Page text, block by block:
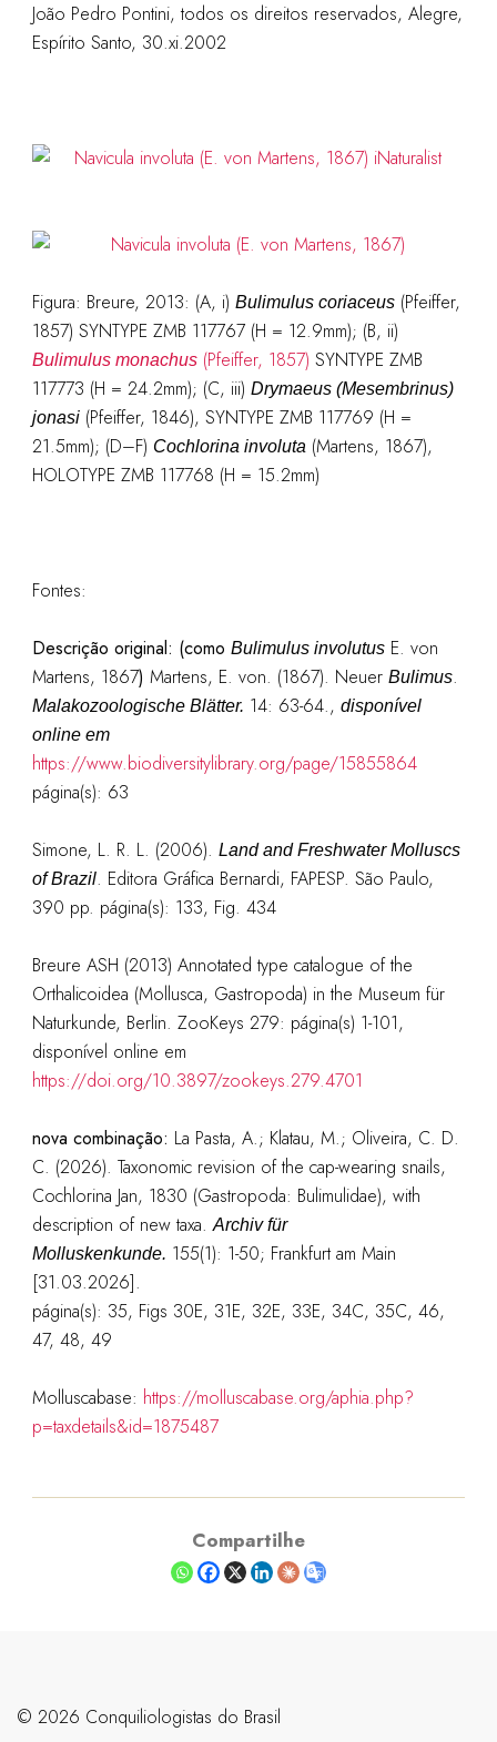
João Pedro Pontini, todos os direitos reservados, Alegre,
Espírito Santo, 30.xi.2002
Figura: Breure, 2013: (A, i) Bulimulus coriaceus(Pfeiffer,
1857) SYNTYPE ZMB 117767 (H = 12.9mm); (B, ii)
Bulimulus monachus(Pfeiffer, 1857) SYNTYPE ZMB
117773 (H = 24.2mm); (C, iii) Drymaeus (Mesembrinus)
jonasi(Pfeiffer, 1846), SYNTYPE ZMB 117769 (H =
21.5mm); (D–F) Cochlorina involuta(Martens, 1867),
HOLOTYPE ZMB 117768 (H = 15.2mm)
Fontes:
Descrição original: (como Bulimulus involutusE. von
Martens, 1867) Martens, E. von. (1867). Neuer Bulimus.
Malakozoologische Blätter. 14: 63-64., disponível
online em
https://www.biodiversitylibrary.org/page/15855864
página(s): 63
Simone, L. R. L. (2006). Land and Freshwater Molluscs
of Brazil. Editora Gráfica Bernardi, FAPESP. São Paulo,
390 pp. página(s): 133, Fig. 434
Breure ASH (2013) Annotated type catalogue of the
Orthalicoidea (Mollusca, Gastropoda) in the Museum für
Naturkunde, Berlin. ZooKeys 279: página(s) 1-101,
disponível online em
https://doi.org/10.3897/zookeys.279.4701
nova combinação: La Pasta, A.; Klatau, M.; Oliveira, C. D.
C. (2026). Taxonomic revision of the cap-wearing snails,
Cochlorina Jan, 1830 (Gastropoda: Bulimulidae), with
description of new taxa.Archiv für
Molluskenkunde. 155(1): 1-50; Frankfurt am Main
[31.03.2026].
página(s): 35, Figs 30E, 31E, 32E, 33E, 34C, 35C, 46,
47, 48, 49
Molluscabase: https://molluscabase.org/aphia.php?
p=taxdetails&id=1875487
Compartilhe
©️ 2026 Conquiliologistas do Brasil